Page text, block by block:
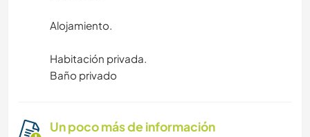
Alojamiento.
Habitación privada.
Baño privado
Un poco más de información